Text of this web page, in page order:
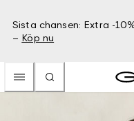
Sista chansen: Extra -
– Köp nu